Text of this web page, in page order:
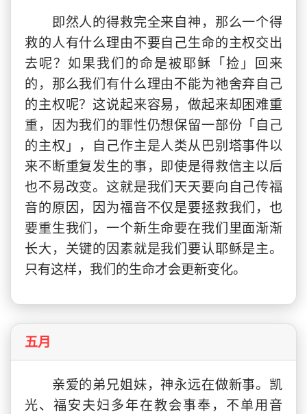
即然人的得救完全来自神，那么一个得
救的人有什么理由不要自己生命的主权交出
去呢？如果我们的命是被耶稣「捡」回来
的，那么我们有什么理由不能为祂舍弃自己
的主权呢？这说起来容易，做起来却困难重
重，因为我们的罪性仍想保留一部份「自己
的主权」，自己作主是人类从巴别塔事件以
来不断重复发生的事，即使是得救信主以后
也不易改变。这就是我们天天要向自己传福
音的原因，因为福音不仅是要拯救我们，也
要重生我们，一个新生命要在我们里面渐渐
长大，关键的因素就是我们要认耶稣是主。
只有这样，我们的生命才会更新变化。
五月
亲爱的弟兄姐妹，神永远在做新事。凯
光、福安夫妇多年在教会事奉，不单用音